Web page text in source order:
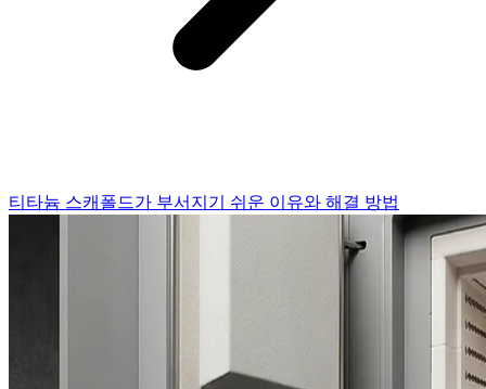
티타늄 스캐폴드가 부서지기 쉬운 이유와 해결 방법